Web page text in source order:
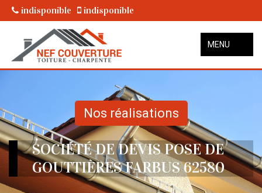
indisponible indisponible
MENU
Nos réalisations
SOCIÉTÉ DE DEVIS POSE DE
GOUTTIÈRES FARBUS 62580